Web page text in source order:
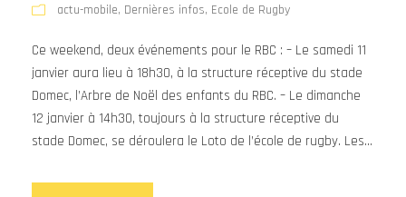
actu-mobile, Dernières infos, Ecole de Rugby
Ce weekend, deux événements pour le RBC : – Le samedi 11
janvier aura lieu à 18h30, à la structure réceptive du stade
Domec, l’Arbre de Noël des enfants du RBC. – Le dimanche
12 janvier à 14h30, toujours à la structure réceptive du
stade Domec, se déroulera le Loto de l’école de rugby. Les...